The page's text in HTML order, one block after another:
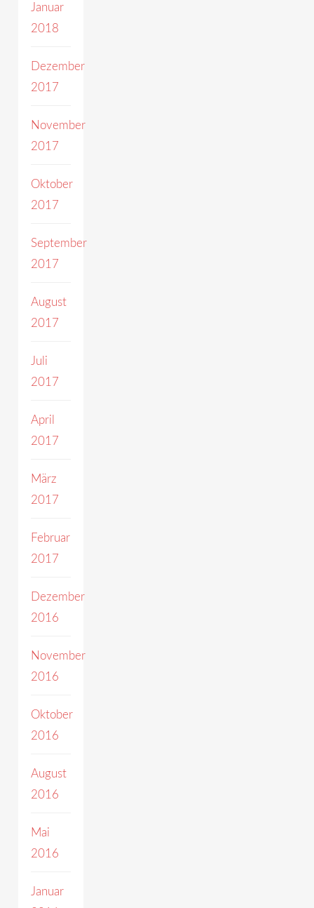
Januar
2018
Dezember
2017
November
2017
Oktober
2017
September
2017
August
2017
Juli
2017
April
2017
März
2017
Februar
2017
Dezember
2016
November
2016
Oktober
2016
August
2016
Mai
2016
Januar